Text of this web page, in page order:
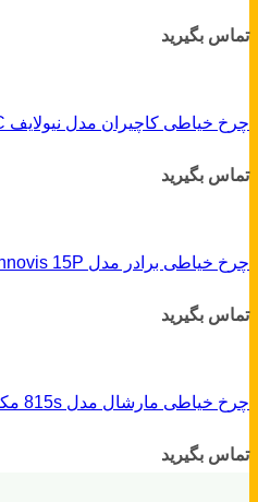
تماس بگیرید
چرخ خیاطی کاچیران مدل نیولایف 5000C
تماس بگیرید
چرخ خیاطی برادر مدل Innovis 15P
تماس بگیرید
چرخ خیاطی مارشال مدل 815s مکانیکی
تماس بگیرید